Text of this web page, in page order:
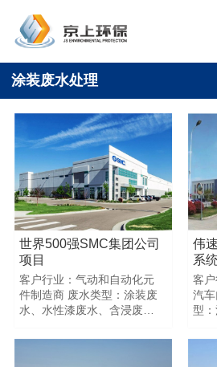
涂装废水处理
世界500强SMC集团公司
项目
客户行业：气动和自动化元
件制造商 废水类型：涂装废
水、水性漆废水、含浸废水
PHCOD氨氮 总磷浊度色度
伟
系
客户
汽
型
50